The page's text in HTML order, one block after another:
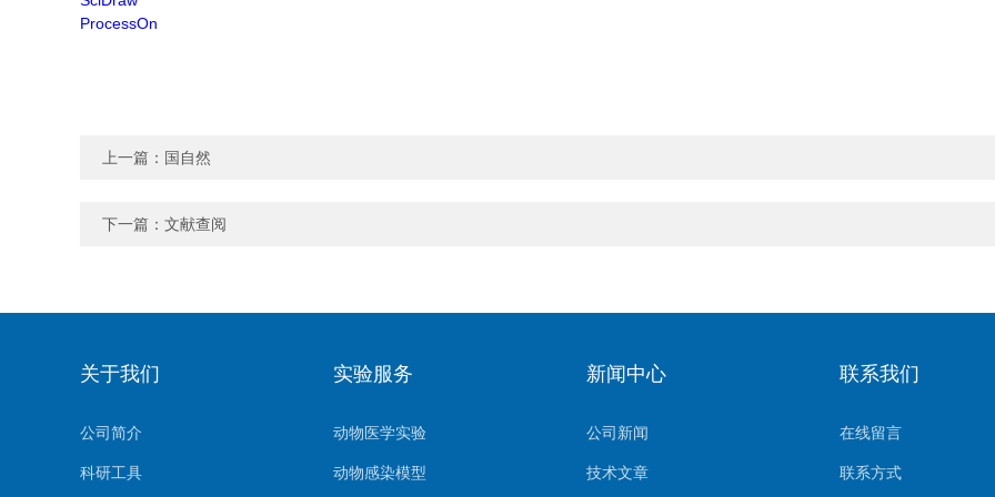
ProcessOn
上一篇： 国自然
下一篇： 文献查阅
关于我们
公司简介
科研工具
实验服务
动物医学实验
动物感染模型
新闻中心
公司新闻
技术文章
联系我们
在线留言
联系方式